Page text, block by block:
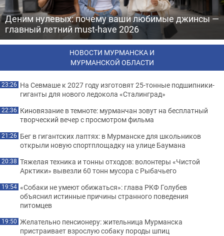
Деним нулевых: почему ваши любимые джинсы —
главный летний must-have 2026
НОВОСТИ МУРМАНСКА И
МУРМАНСКОЙ ОБЛАСТИ
23:26 На Севмаше к 2027 году изготовят 25-тонные подшипники-
гиганты для нового ледокола «Сталинград»
22:36 Киновязание в темноте: мурманчан зовут на бесплатный
творческий вечер с просмотром фильма
21:26 Бег в гигантских лаптях: в Мурманске для школьников
открыли новую спортплощадку на улице Баумана
20:38 Тяжелая техника и тонны отходов: волонтеры «Чистой
Арктики» вывезли 60 тонн мусора с Рыбачьего
19:54 «Собаки не умеют обижаться»: глава РКФ Голубев
объяснил истинные причины странного поведения
питомцев
19:50 Желательно пенсионеру: жительница Мурманска
пристраивает взрослую собаку породы шпиц